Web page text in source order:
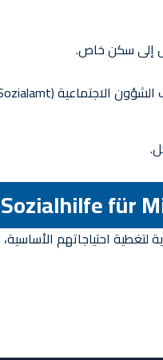
احتياجاتهم